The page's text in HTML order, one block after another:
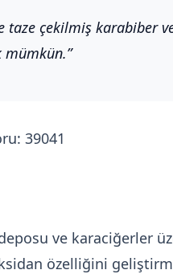
çekilmiş karabiber ve
mümkün.
39041
ve karaciğerler
özelliğini